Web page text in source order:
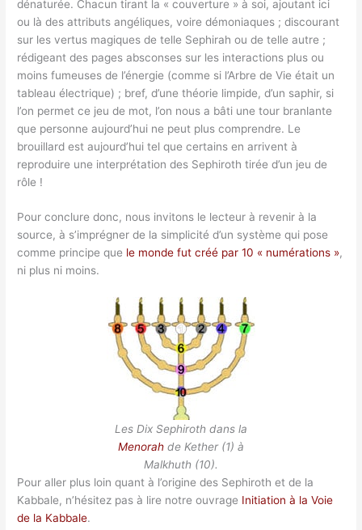
dénaturée. Chacun tirant la « couverture » à soi, ajoutant ici
ou là des attributs angéliques, voire démoniaques ; discourant
sur les vertus magiques de telle Sephirah ou de telle autre ;
rédigeant des pages absconses sur les interactions plus ou
moins fumeuses de l’énergie (comme si l’Arbre de Vie était un
tableau électrique) ; bref, d’une théorie limpide, d’un saphir, si
l’on permet ce jeu de mot, l’on nous a bâti une tour branlante
que personne aujourd’hui ne peut plus comprendre. Le
brouillard est aujourd’hui tel que certains en arrivent à
reproduire une interprétation des Sephiroth tirée d’un jeu de
rôle !
Pour conclure donc, nous invitons le lecteur à revenir à la
source, à s’imprégner de la simplicité d’un système qui pose
comme principe que le monde fut créé par 10 « numérations »,
ni plus ni moins.
Les Dix Sephiroth dans la
Menorah de Kether (1) à
Malkhuth (10).
Pour aller plus loin quant à l’origine des Sephiroth et de la
Kabbale, n’hésitez pas à lire notre ouvrage Initiation à la Voie
de la Kabbale.